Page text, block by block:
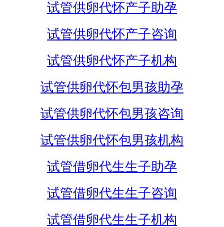
试管供卵代怀产子助孕
试管供卵代怀产子咨询
试管供卵代怀产子机构
试管供卵代怀包男孩助孕
试管供卵代怀包男孩咨询
试管供卵代怀包男孩机构
试管借卵代生生子助孕
试管借卵代生生子咨询
试管借卵代生生子机构